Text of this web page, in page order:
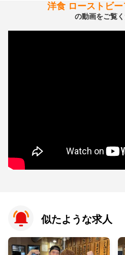
洋食 ローストビ
の動画をご覧く
似たような求人